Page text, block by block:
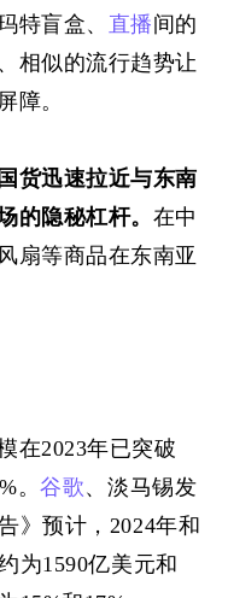
特盲盒、 直播间的
相似的流行趋势让
障。
货迅速拉近与东南
的隐秘杠杆。 在中
扇等商品在东南亚
在2023年已突破
。谷歌、淡马锡发
》预计，2024年和
为1590亿美元和